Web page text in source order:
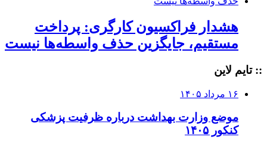
هشدار فراکسیون کارگری: پرداخت
مستقیم، جایگزین حذف واسطه‌ها نیست
:: تایم لاین
۱۶ مرداد ۱۴۰۵
موضع وزارت بهداشت درباره ظرفیت پزشکی
کنکور ۱۴۰۵